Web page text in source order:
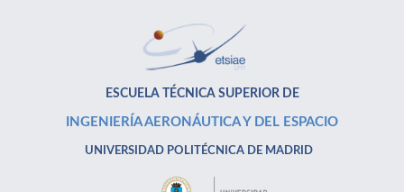
ESCUELA TÉCNICA SUPERIOR DE
INGENIERÍA AERONÁUTICA Y DEL ESPACIO
UNIVERSIDAD POLITÉCNICA DE MADRID